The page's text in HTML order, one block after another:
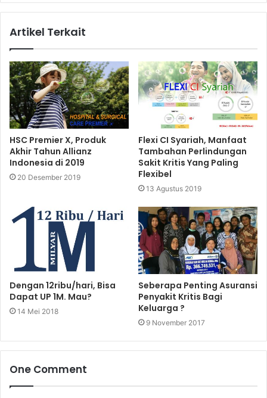
Artikel Terkait
HSC Premier X, Produk
Akhir Tahun Allianz
Indonesia di 2019
20 Desember 2019
Flexi CI Syariah, Manfaat
Tambahan Perlindungan
Sakit Kritis Yang Paling
Flexibel
13 Agustus 2019
Dengan 12ribu/hari, Bisa
Dapat UP 1M. Mau?
14 Mei 2018
Seberapa Penting Asuransi
Penyakit Kritis Bagi
Keluarga ?
9 November 2017
One Comment